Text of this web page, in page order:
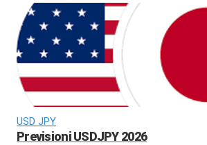
USD JPY
Previsioni USDJPY 2026